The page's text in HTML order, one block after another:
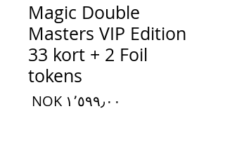
Magic Double
Masters VIP Edition
33 kort + 2 Foil
tokens